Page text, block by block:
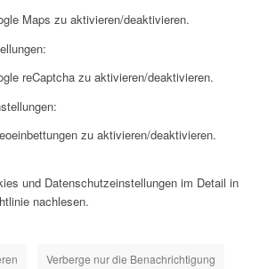
Maps zu aktivieren/deaktivieren.
reCaptcha zu aktivieren/deaktivieren.
zu aktivieren/deaktivieren.
und Datenschutzeinstellungen im Detail in
nachlesen.
Verberge nur die Benachrichtigung